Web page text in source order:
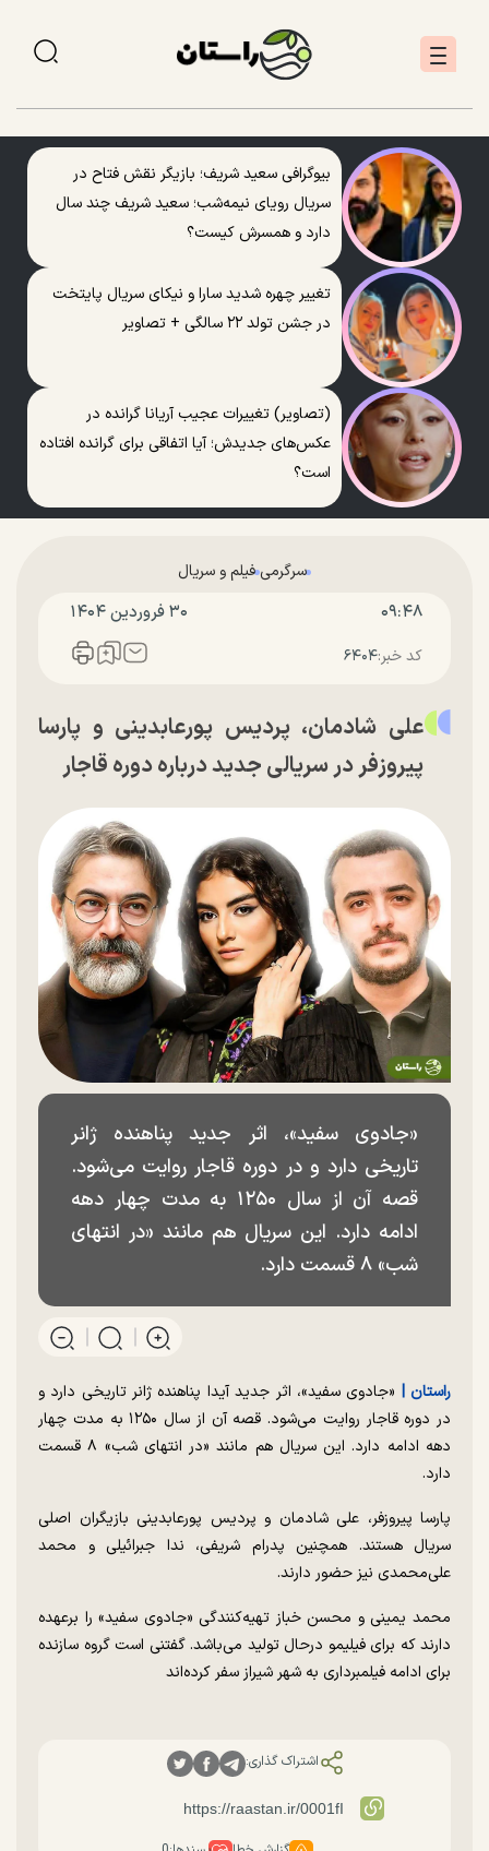
بیوگرافی سعید شریف؛ بازیگر نقش فتاح در
سریال رویای نیمه‌شب؛ سعید شریف چند سال
دارد و همسرش کیست؟
تغییر چهره شدید سارا و نیکای سریال پایتخت
در جشن تولد ۲۲ سالگی + تصاویر
(تصاویر) تغییرات عجیب آریانا گرانده در
عکس‌های جدیدش؛ آیا اتفاقی برای گرانده افتاده
است؟
سرگرمی فیلم و سریال
۰۹:۴۸ ۳۰ فروردين ۱۴۰۴
کد خبر:۶۴۰۴
علی شادمان، پردیس پورعابدینی و پارسا
پیروزفر در سریالی جدید درباره دوره قاجار
«جادوی سفید»، اثر جدید پناهنده ژانر
تاریخی دارد و در دوره قاجار روایت می‌شود.
قصه آن از سال ۱۲۵۰ به مدت چهار دهه
ادامه دارد. این سریال هم مانند «در انتهای
شب» ۸ قسمت دارد.
راستان | «جادوی سفید»، اثر جدید آیدا پناهنده ژانر تاریخی دارد و
در دوره قاجار روایت می‌شود. قصه آن از سال ۱۲۵۰ به مدت چهار
دهه ادامه دارد. این سریال هم مانند «در انتهای شب» ۸ قسمت
دارد.
پارسا پیروزفر، علی شادمان و پردیس پورعابدینی بازیگران اصلی
سریال هستند. همچنین پدرام شریفی، ندا جبرائیلی و محمد
علی‌محمدی نیز حضور دارند.
محمد یمینی و محسن خباز تهیه‌کنندگی «جادوی سفید» را برعهده
دارند که برای فیلیمو درحال تولید می‌باشد. گفتنی‌‌ است گروه سازنده
برای ادامه‌ فیلمبرداری به شهر شیراز سفر کرده‌اند
اشتراک گذاری: